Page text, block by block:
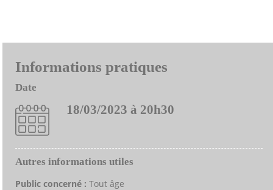
Informations pratiques
Date
18/03/2023 à 20h30
Autres informations utiles
Public concerné : Tout âge